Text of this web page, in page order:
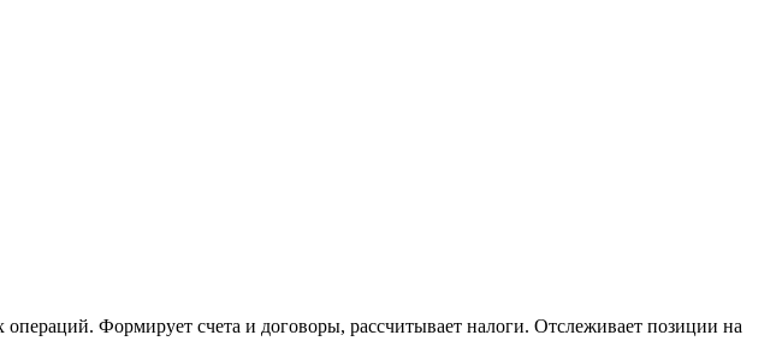
Формирует счета и договоры, рассчитывает налоги. Отслеживает позиции на